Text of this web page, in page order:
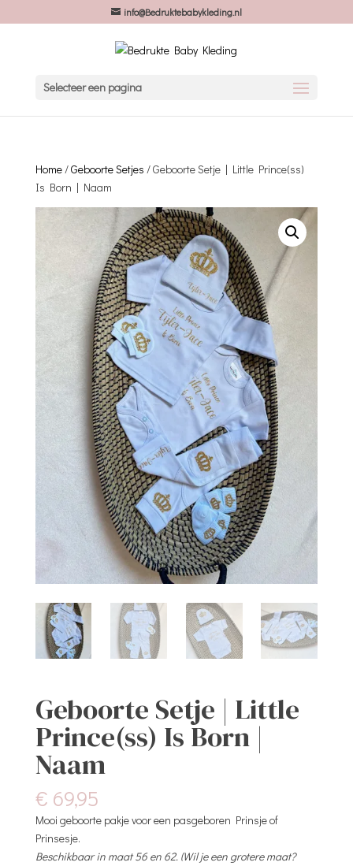
info@Bedruktebabykleding.nl
Selecteer een pagina
Home/Geboorte Setjes / Geboorte Setje | Little Prince(ss)
Is Born | Naam
Geboorte Setje | Little
Prince(ss) Is Born |
Naam
€ 69,95
Mooi geboorte pakje voor een pasgeboren Prinsje of
Prinsesje.
Beschikbaar in maat 56 en 62. (Wil je een grotere maat?